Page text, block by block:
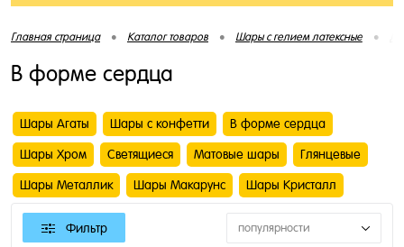
Главная страница • Каталог товаров • Шары с гелием латексные •
В форме сердца
Шары Агаты Шары с конфетти В форме сердца
Шары Хром Светящиеся Матовые шары Глянцевые
Шары Металлик Шары Макарунс Шары Кристалл
Фильтр популярности